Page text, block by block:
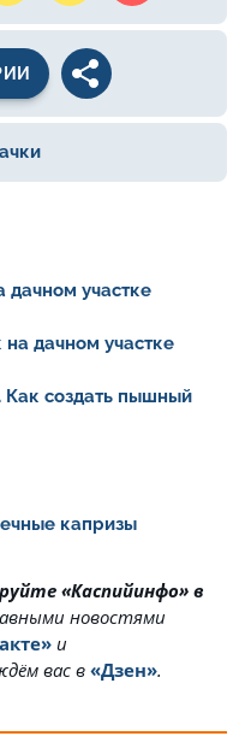
дачном участке
дачном участке
Как создать пышный
капризы
«Каспийинфо» в
новостями
и
вас в«Дзен».